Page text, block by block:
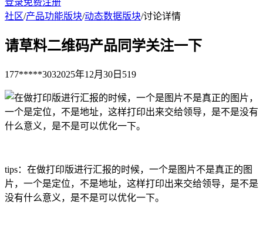
登录免费注册
社区/产品功能版块/动态数据版块/讨论详情
请草料二维码产品同学关注一下
177*****3032025年12月30日 519
tips：在做打印版进行汇报的时候，一个是图片不是真正的图
片，一个是定位，不是地址，这样打印出来交给领导，是不是
没有什么意义，是不是可以优化一下。